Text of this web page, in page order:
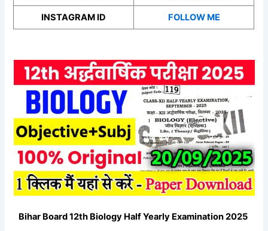
INSTAGRAM ID FOLLOW ME
Bihar Board 12th Biology Half Yearly Examination 2025